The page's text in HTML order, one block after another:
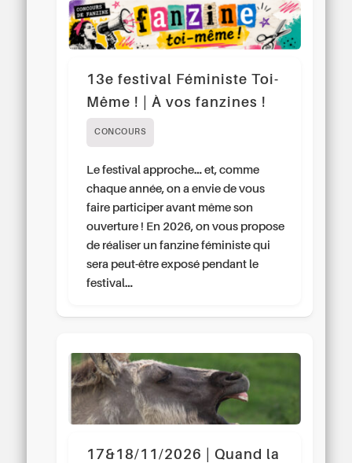
13e festival Féministe Toi-
Même ! | À vos fanzines !
CONCOURS
Le festival approche… et, comme
chaque année, on a envie de vous
faire participer avant même son
ouverture ! En 2026, on vous propose
de réaliser un fanzine féministe qui
sera peut-être exposé pendant le
festival…
17&18/11/2026 | Quand la